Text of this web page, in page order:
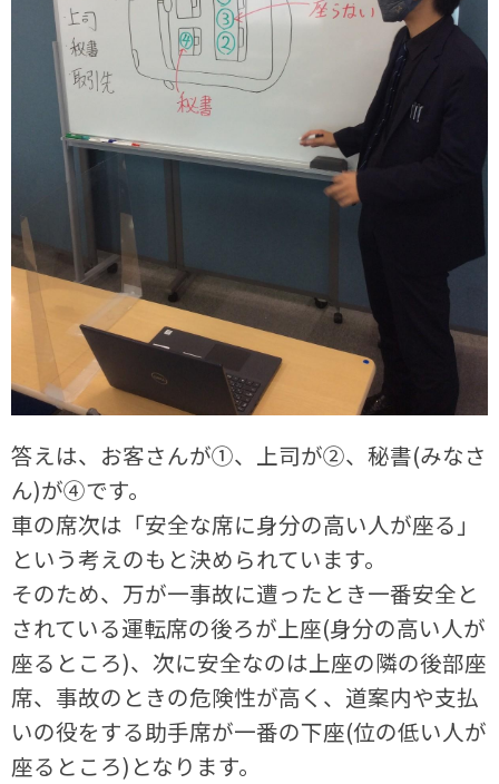
答えは、お客さんが①、上司が②、秘書(みなさ
ん)が④です。
車の席次は「安全な席に身分の高い人が座る」
という考えのもと決められています。
そのため、万が一事故に遭ったとき一番安全と
されている運転席の後ろが上座(身分の高い人が
座るところ)、次に安全なのは上座の隣の後部座
席、事故のときの危険性が高く、道案内や支払
いの役をする助手席が一番の下座(位の低い人が
座るところ)となります。